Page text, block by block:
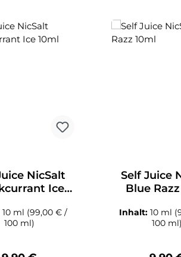
NicSalt
Ice
10 ml (99,00 € /
100 ml)
Self Juice
Blue
Inhalt:10 ml
100 ml)